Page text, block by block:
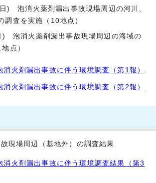
) 泡消火薬剤漏出事故現場周辺の河川、
調査を実施（10地点）
) 泡消火薬剤漏出事故現場周辺の海域の
点）
消火剤漏出事故に伴う環境調査（第1報）
消火剤漏出事故に伴う環境調査（第2報）
現場周辺（基地外）の調査結果
消火剤漏出事故に伴う環境調査結果（第3